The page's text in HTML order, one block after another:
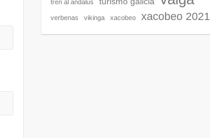
tren al andalus
verbenas vikinga xacobeo xacobeo 2021